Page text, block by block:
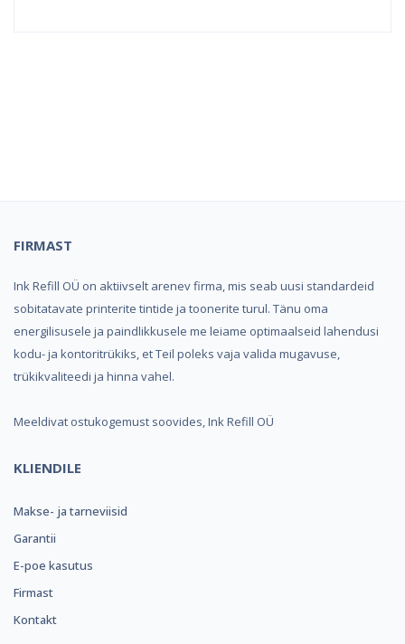
FIRMAST
Ink Refill OÜ on aktiivselt arenev firma, mis seab uusi standardeid
sobitatavate printerite tintide ja toonerite turul. Tänu oma
energilisusele ja paindlikkusele me leiame optimaalseid lahendusi
kodu- ja kontoritrükiks, et Teil poleks vaja valida mugavuse,
trükikvaliteedi ja hinna vahel.
Meeldivat ostukogemust soovides, Ink Refill OÜ
KLIENDILE
Makse- ja tarneviisid
Garantii
E-poe kasutus
Firmast
Kontakt